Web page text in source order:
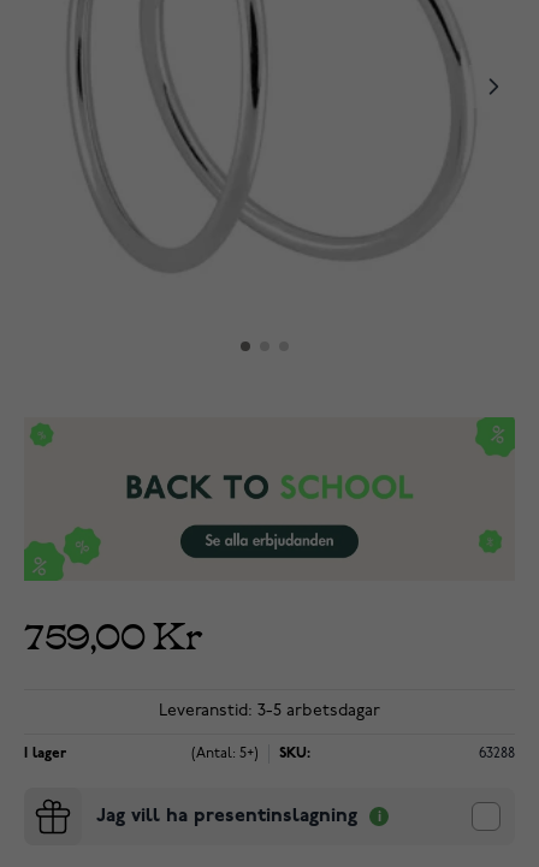
759,00 Kr
Leveranstid: 3-5 arbetsdagar
I lager (Antal: 5+) SKU: 63288
Jag vill ha presentinslagning